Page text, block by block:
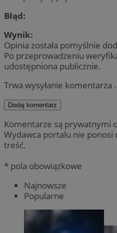
Błąd:
Wynik:
Opinia została pomyślnie
Po przeprowadzeniu
udostępniona publicznie.
Trwa wysyłanie komentarza
Dodaj komentarz
Komentarze są prywatnymi
Wydawca portalu nie ponosi
treść.
* pola obowiązkowe
Najnowsze
Popularne